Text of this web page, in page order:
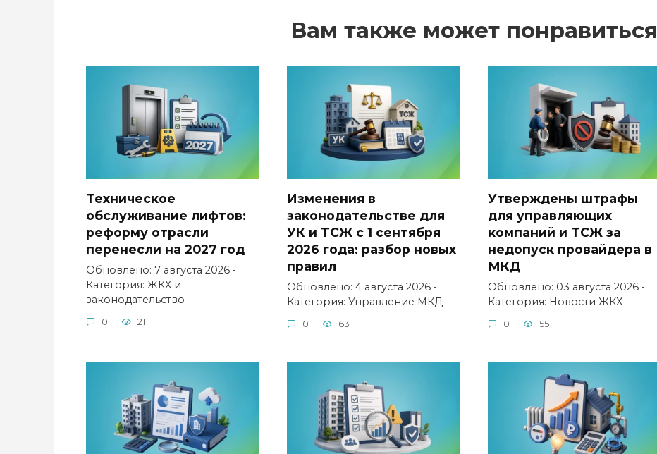
Вам также может понравиться
Техническое
обслуживание лифтов:
реформу отрасли
перенесли на 2027 год
Обновлено: 7 августа 2026 •
Категория: ЖКХ и
законодательство
0 21
Изменения в
законодательстве для
УК и ТСЖ с 1 сентября
2026 года: разбор новых
правил
Обновлено: 4 августа 2026 •
Категория: Управление МКД
0 63
Утверждены штрафы
для управляющих
компаний и ТСЖ за
недопуск провайдера в
МКД
Обновлено: 03 августа 2026 •
Категория: Новости ЖКХ
0 55